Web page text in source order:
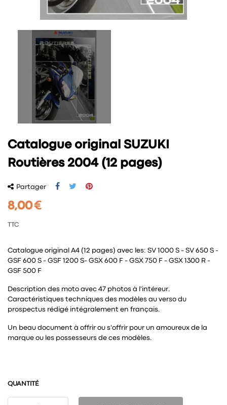
Catalogue original SUZUKI
Routières 2004 (12 pages)
Partager
8,00 €
TTC
Catalogue original A4 (12 pages) avec les: SV 1000 S - SV 650 S -
GSF 600 S - GSF 1200 S- GSX 600 F - GSX 750 F - GSX 1300 R -
GSF 500 F
Description des moto avec 47 photos à l'intéreur.
Caractéristiques techniques des modèles au verso du
prospectus rédigé intégralement en français.
Un beau document à offrir ou s'offrir pour un amoureux de la
marque ou les possesseurs de ces modèles.
QUANTITÉ